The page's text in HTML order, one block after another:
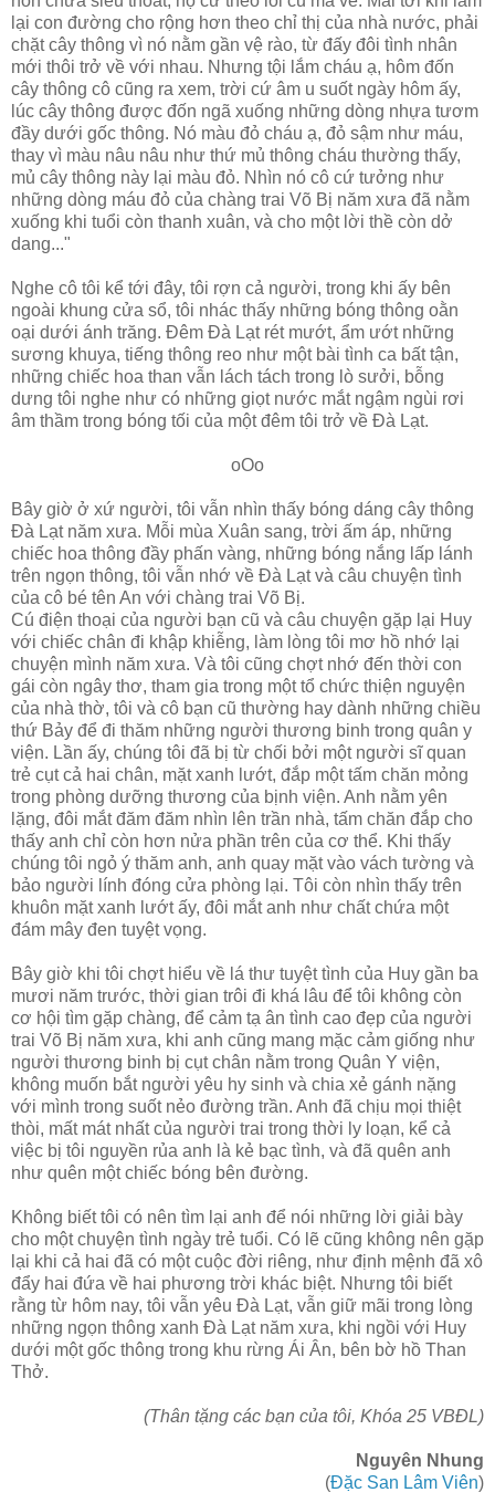
lại con đường cho rộng hơn theo chỉ thị của nhà nước, phải
chặt cây thông vì nó nằm gần vệ rào, từ đấy đôi tình nhân
mới thôi trở về với nhau. Nhưng tội lắm cháu ạ, hôm đốn
cây thông cô cũng ra xem, trời cứ âm u suốt ngày hôm ấy,
lúc cây thông được đốn ngã xuống những dòng nhựa tươm
đầy dưới gốc thông. Nó màu đỏ cháu ạ, đỏ sậm như máu,
thay vì màu nâu nâu như thứ mủ thông cháu thường thấy,
mủ cây thông này lại màu đỏ. Nhìn nó cô cứ tưởng như
những dòng máu đỏ của chàng trai Võ Bị năm xưa đã nằm
xuống khi tuổi còn thanh xuân, và cho một lời thề còn dở
dang..."
Nghe cô tôi kể tới đây, tôi rợn cả người, trong khi ấy bên
ngoài khung cửa sổ, tôi nhác thấy những bóng thông oằn
oại dưới ánh trăng. Ðêm Ðà Lạt rét mướt, ẩm ướt những
sương khuya, tiếng thông reo như một bài tình ca bất tận,
những chiếc hoa than vẫn lách tách trong lò sưởi, bỗng
dưng tôi nghe như có những giọt nước mắt ngậm ngùi rơi
âm thầm trong bóng tối của một đêm tôi trở về Ðà Lạt.
oOo
Bây giờ ở xứ người, tôi vẫn nhìn thấy bóng dáng cây thông
Ðà Lạt năm xưa. Mỗi mùa Xuân sang, trời ấm áp, những
chiếc hoa thông đầy phấn vàng, những bóng nắng lấp lánh
trên ngọn thông, tôi vẫn nhớ về Ðà Lạt và câu chuyện tình
của cô bé tên An với chàng trai Võ Bị.
Cú điện thoại của người bạn cũ và câu chuyện gặp lại Huy
với chiếc chân đi khập khiễng, làm lòng tôi mơ hồ nhớ lại
chuyện mình năm xưa. Và tôi cũng chợt nhớ đến thời con
gái còn ngây thơ, tham gia trong một tổ chức thiện nguyện
của nhà thờ, tôi và cô bạn cũ thường hay dành những chiều
thứ Bảy để đi thăm những người thương binh trong quân y
viện. Lần ấy, chúng tôi đã bị từ chối bởi một người sĩ quan
trẻ cụt cả hai chân, mặt xanh lướt, đắp một tấm chăn mỏng
trong phòng dưỡng thương của bịnh viện. Anh nằm yên
lặng, đôi mắt đăm đăm nhìn lên trần nhà, tấm chăn đắp cho
thấy anh chỉ còn hơn nửa phần trên của cơ thể. Khi thấy
chúng tôi ngỏ ý thăm anh, anh quay mặt vào vách tường và
bảo người lính đóng cửa phòng lại. Tôi còn nhìn thấy trên
khuôn mặt xanh lướt ấy, đôi mắt anh như chất chứa một
đám mây đen tuyệt vọng.
Bây giờ khi tôi chợt hiểu về lá thư tuyệt tình của Huy gần ba
mươi năm trước, thời gian trôi đi khá lâu để tôi không còn
cơ hội tìm gặp chàng, để cảm tạ ân tình cao đẹp của người
trai Võ Bị năm xưa, khi anh cũng mang mặc cảm giống như
người thương binh bị cụt chân nằm trong Quân Y viện,
không muốn bắt người yêu hy sinh và chia xẻ gánh nặng
với mình trong suốt nẻo đường trần. Anh đã chịu mọi thiệt
thòi, mất mát nhất của người trai trong thời ly loạn, kể cả
việc bị tôi nguyền rủa anh là kẻ bạc tình, và đã quên anh
như quên một chiếc bóng bên đường.
Không biết tôi có nên tìm lại anh để nói những lời giải bày
cho một chuyện tình ngày trẻ tuổi. Có lẽ cũng không nên gặp
lại khi cả hai đã có một cuộc đời riêng, như định mệnh đã xô
đẩy hai đứa về hai phương trời khác biệt. Nhưng tôi biết
rằng từ hôm nay, tôi vẫn yêu Ðà Lạt, vẫn giữ mãi trong lòng
những ngọn thông xanh Ðà Lạt năm xưa, khi ngồi với Huy
dưới một gốc thông trong khu rừng Ái Ân, bên bờ hồ Than
Thở.
(Thân tặng các bạn của tôi, Khóa 25 VBÐL)
Nguyên Nhung
(Đặc San Lâm Viên)